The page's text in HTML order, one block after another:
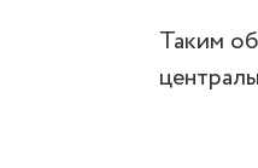
Таким